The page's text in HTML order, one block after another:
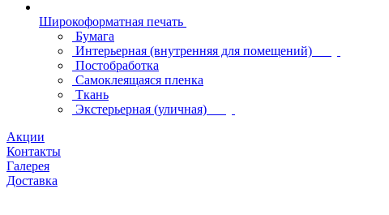
Широкоформатная печать
Бумага
Интерьерная (внутренняя для помещений)
Постобработка
Самоклеящаяся пленка
Ткань
Экстерьерная (уличная)
Акции
Контакты
Галерея
Доставка